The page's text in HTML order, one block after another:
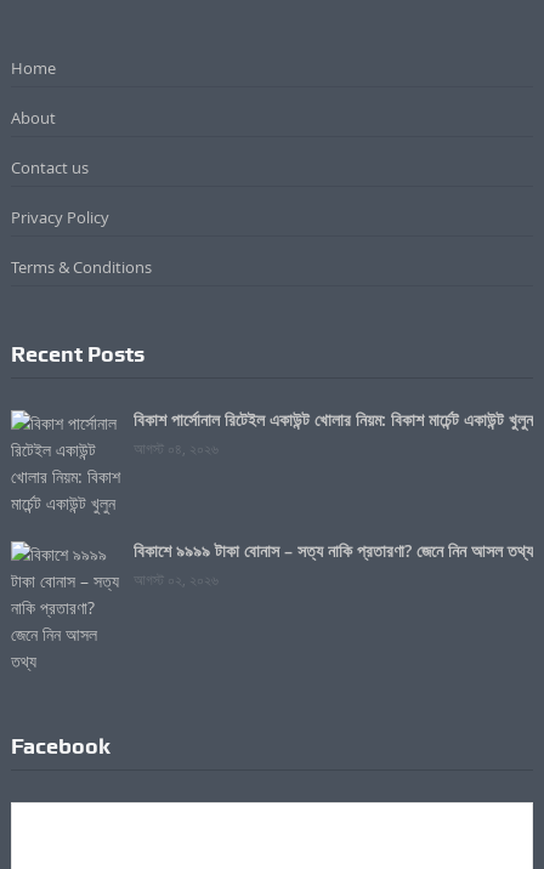
Home
About
Contact us
Privacy Policy
Terms & Conditions
Recent Posts
বিকাশ পার্সোনাল রিটেইল একাউন্ট খোলার নিয়ম: বিকাশ মার্চেন্ট একাউন্ট খুলুন
আগস্ট ০৪, ২০২৬
বিকাশে ৯৯৯৯ টাকা বোনাস – সত্য নাকি প্রতারণা? জেনে নিন আসল তথ্য
আগস্ট ০২, ২০২৬
Facebook